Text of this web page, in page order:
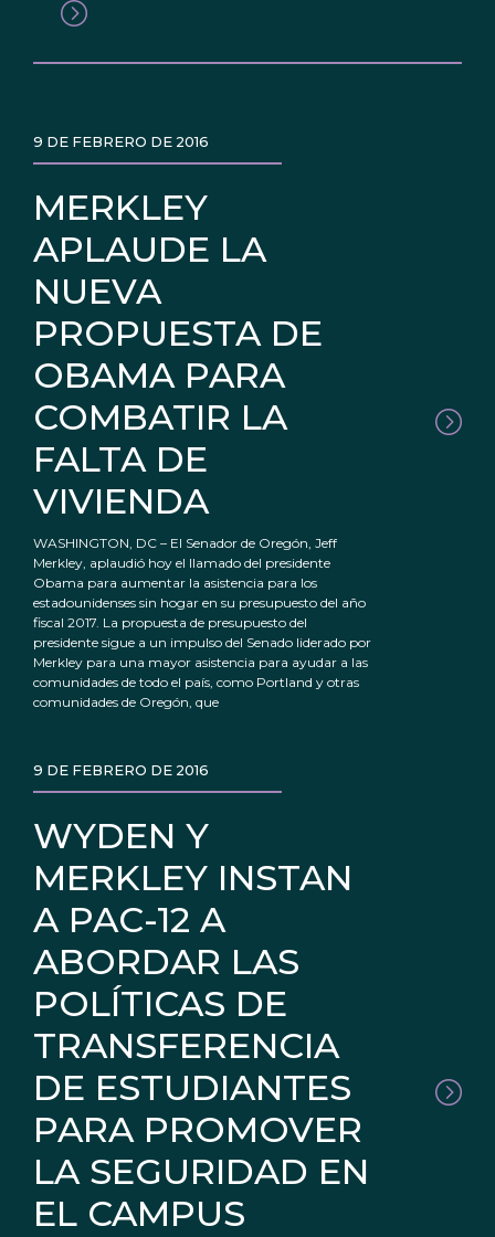
MERKLEY
APLAUDE LA
NUEVA
PROPUESTA DE
OBAMA PARA
COMBATIR LA
FALTA DE
VIVIENDA
9 DE FEBRERO DE 2016
WASHINGTON, DC – El Senador de Oregón, Jeff
Merkley, aplaudió hoy el llamado del presidente
Obama para aumentar la asistencia para los
estadounidenses sin hogar en su presupuesto del año
fiscal 2017. La propuesta de presupuesto del
presidente sigue a un impulso del Senado liderado por
Merkley para una mayor asistencia para ayudar a las
comunidades de todo el país, como Portland y otras
comunidades de Oregón, que
WYDEN Y
MERKLEY INSTAN
A PAC-12 A
ABORDAR LAS
POLÍTICAS DE
TRANSFERENCIA
DE ESTUDIANTES
PARA PROMOVER
LA SEGURIDAD EN
EL CAMPUS
9 DE FEBRERO DE 2016